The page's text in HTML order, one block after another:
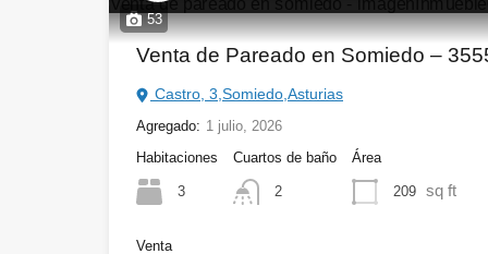
53
Venta de Pareado en Somiedo –
Castro, 3,Somiedo,Asturias
Agregado: 1 julio, 2026
Habitaciones
3
Cuartos de baño
2
Área
209 sq ft
Venta